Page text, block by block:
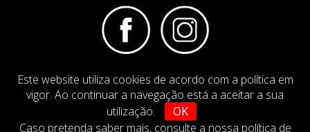
Este website utiliza cookies de acordo com a política em
vigor. Ao continuar a navegação está a aceitar a sua
utilização.
OK
Caso pretenda saber mais, consulte a nossa política de
Termos e Condições Website Politica de Cookies
DESIGN BYIMAGINEVIRTUAL.COM